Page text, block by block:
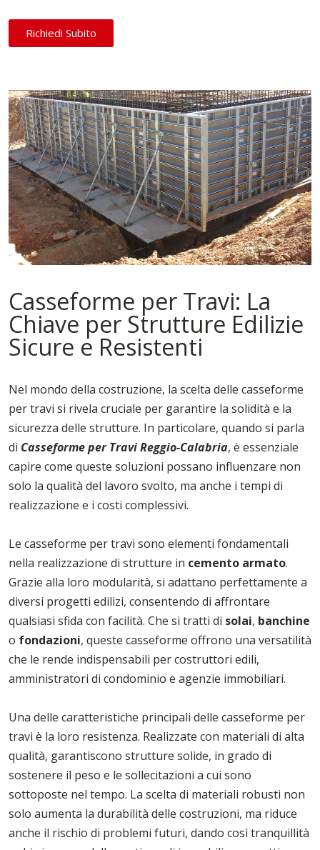
Richiedi Subito
Casseforme per Travi: La
Chiave per Strutture Edilizie
Sicure e Resistenti
Nel mondo della costruzione, la scelta delle casseforme
per travi si rivela cruciale per garantire la solidità e la
sicurezza delle strutture. In particolare, quando si parla
di Casseforme per Travi Reggio-Calabria, è essenziale
capire come queste soluzioni possano influenzare non
solo la qualità del lavoro svolto, ma anche i tempi di
realizzazione e i costi complessivi.
Le casseforme per travi sono elementi fondamentali
nella realizzazione di strutture in cemento armato.
Grazie alla loro modularità, si adattano perfettamente a
diversi progetti edilizi, consentendo di affrontare
qualsiasi sfida con facilità. Che si tratti di solai, banchine
o fondazioni, queste casseforme offrono una versatilità
che le rende indispensabili per costruttori edili,
amministratori di condominio e agenzie immobiliari.
Una delle caratteristiche principali delle casseforme per
travi è la loro resistenza. Realizzate con materiali di alta
qualità, garantiscono strutture solide, in grado di
sostenere il peso e le sollecitazioni a cui sono
sottoposte nel tempo. La scelta di materiali robusti non
solo aumenta la durabilità delle costruzioni, ma riduce
anche il rischio di problemi futuri, dando così tranquillità